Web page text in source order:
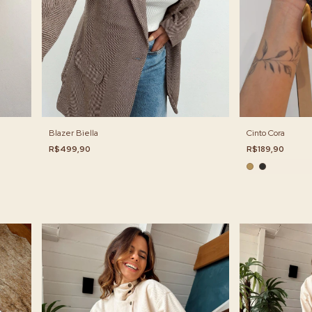
Blazer Biella
R$499,90
Cinto Cora
R$189,90